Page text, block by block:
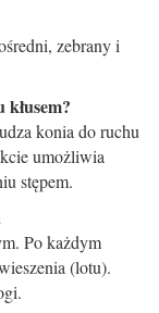
zebrany i
konia do ruchu
umożliwia
stępem.
Po każdym
(lotu).